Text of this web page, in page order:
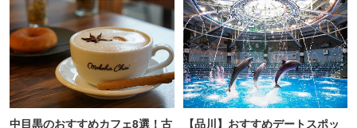
中目黒のおすすめカフェ8選！古
【品川】おすすめデートスポッ